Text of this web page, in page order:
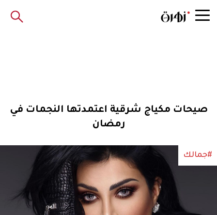
صيحات مكياج شرقية اعتمدتها النجمات في
رمضان
#جمالك